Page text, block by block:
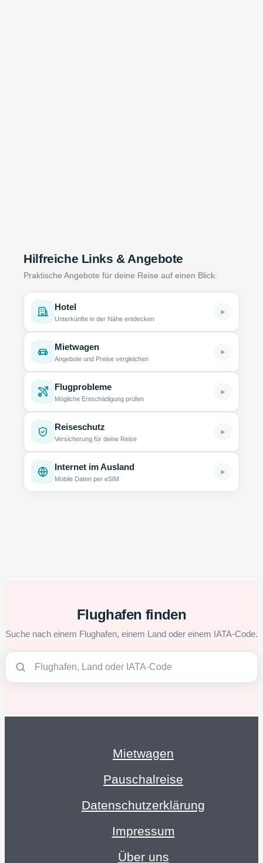
Hilfreiche Links & Angebote
Praktische Angebote für deine Reise auf einen Blick.
Hotel
Unterkünfte in der Nähe entdecken
►
Mietwagen
Angebote und Preise vergleichen
►
Flugprobleme
Mögliche Entschädigung prüfen
►
Reiseschutz
Versicherung für deine Reise
►
Internet im Ausland
Mobile Daten per eSIM
►
Flughafen finden
Suche nach einem Flughafen, einem Land oder einem IATA-Code.
Mietwagen
Pauschalreise
Datenschutzerklärung
Impressum
Über uns